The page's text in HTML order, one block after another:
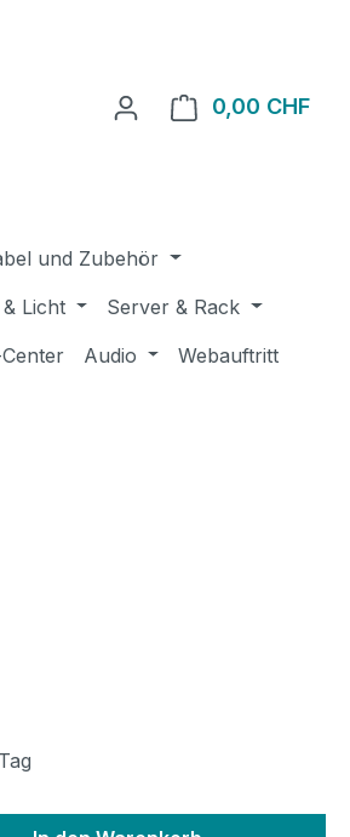
0,00 CHF
und Zubehör
Licht
Server & Rack
Audio
Webauftritt